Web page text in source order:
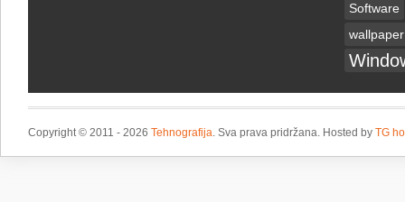
Software
wallpaper
Copyright © 2011 - 2026 Tehnografija. Sva prava pridržana. Hosted by TG